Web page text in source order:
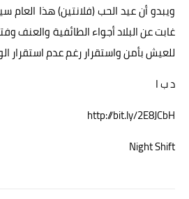
ويبدو أن عيد الحب (فلانتين) هذا العام
غابت عن البلاد أجواء الطائفية والعنف
للعيش بأمن واستقرار رغم عدم استقرار
د ب ا
http://bit.ly/2E8JCbH
Night Shift